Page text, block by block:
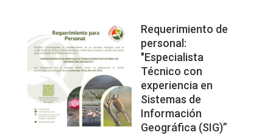
Requerimiento de
personal:
"Especialista
Técnico con
experiencia en
Sistemas de
Información
Geográfica (SIG)”